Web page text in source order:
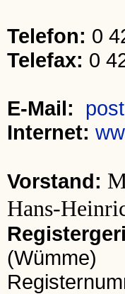
Telefon: 0
Telefax: 0
E-Mail:
Internet:
Vorstand:
Hans-
(Wümme)